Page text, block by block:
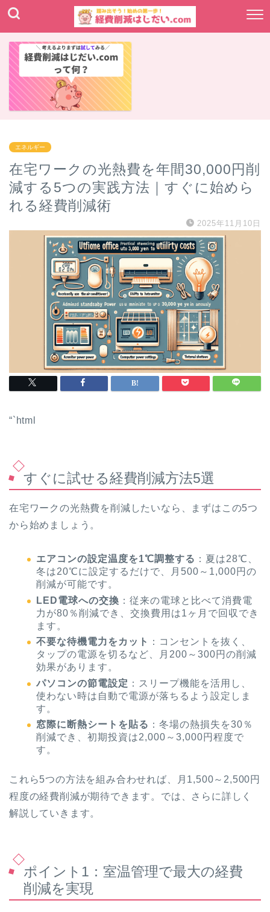
エネルギー
在宅ワークの光熱費を年間30,000円削
減する5つの実践方法｜すぐに始めら
れる経費削減術
2025年11月10日
“`html
すぐに試せる経費削減方法5選
在宅ワークの光熱費を削減したいなら、まずはこの5つ
から始めましょう。
エアコンの設定温度を1℃調整する ：夏は28℃、
冬は20℃に設定するだけで、月500～1,000円の
削減が可能です。
LED電球への交換 ：従来の電球と比べて消費電
力が80％削減でき、交換費用は1ヶ月で回収でき
ます。
不要な待機電力をカット
：コンセントを抜く、
タップの電源を切るなど、月200～300円の削減
効果があります。
パソコンの節電設定 ：スリープ機能を活用し、
使わない時は自動で電源が落ちるよう設定しま
す。
窓際に断熱シートを貼る ：冬場の熱損失を30％
削減でき、初期投資は2,000～3,000円程度で
す。
これら5つの方法を組み合わせれば、月1,500～2,500円
程度の経費削減が期待できます。では、さらに詳しく
解説していきます。
ポイント1：室温管理で最大の経費
削減を実現